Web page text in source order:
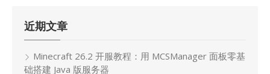
近期文章
Minecraft 26.2 开服教程：用 MCSManager 面板零基
础搭建 Java 版服务器